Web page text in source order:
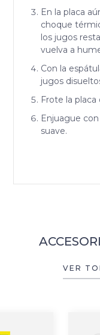
En la placa
choque
los jugos
vuelva a
Con la
jugos
Frote la
Enjuague
suave.
VER